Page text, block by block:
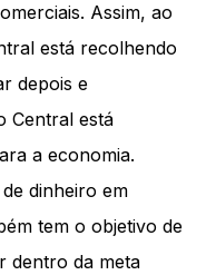
Assim, ao
está recolhendo
depois e
Central está
a economia.
dinheiro em
tem o objetivo de
dentro da meta